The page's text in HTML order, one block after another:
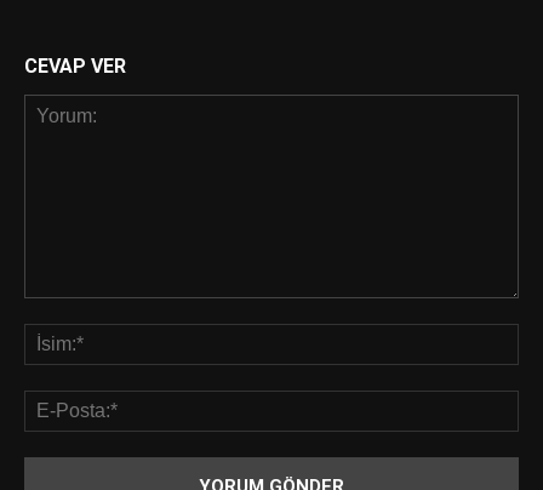
CEVAP VER